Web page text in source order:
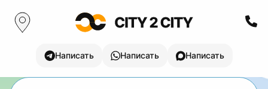
Написать Написать Написать